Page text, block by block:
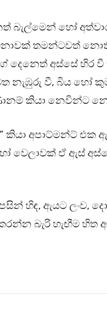
බැල්මෙන් හෝ
තමන්ටවත්
අස්සේ හිර වී
නැඹුරු වී, බිය හෝ
කියා නෙවින්ට
කියා අපාට්මන්ට්
වෙලාවක් ඒ ඇස්
හිඳ, ඇයට ලංව,
බැරි හැඟීම හිත